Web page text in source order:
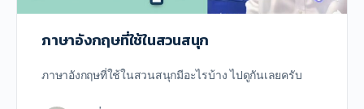
ภาษาอังกฤษที่ใช้ในสวนสนุก
ภาษาอังกฤษที่ใช้ในสวนสนุกมีอะไรบ้าง ไปดูกันเลยครับ